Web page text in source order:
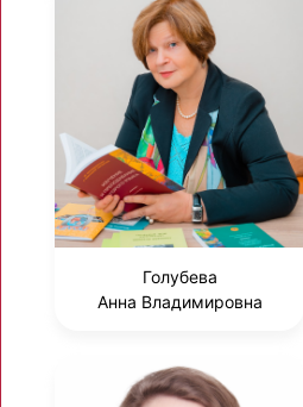
Голубева
Анна Владимировна